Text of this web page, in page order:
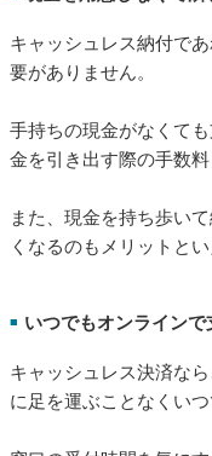
現金を用意しなくて済
キャッシュレス納付で
要がありません。
手持ちの現金がなくて